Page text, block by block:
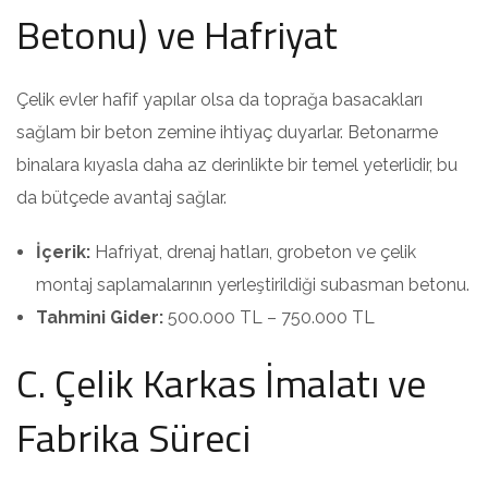
Betonu) ve Hafriyat
Çelik evler hafif yapılar olsa da toprağa basacakları
sağlam bir beton zemine ihtiyaç duyarlar. Betonarme
binalara kıyasla daha az derinlikte bir temel yeterlidir, bu
da bütçede avantaj sağlar.
İçerik: Hafriyat, drenaj hatları, grobeton ve çelik
montaj saplamalarının yerleştirildiği subasman betonu.
Tahmini Gider: 500.000 TL – 750.000 TL
C. Çelik Karkas İmalatı ve
Fabrika Süreci